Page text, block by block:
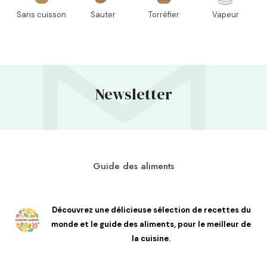
Sans cuisson Sauter Torréfier Vapeur
Newsletter
Guide des aliments
Découvrez une délicieuse sélection de recettes du
monde et le guide des aliments, pour le meilleur de
la cuisine.